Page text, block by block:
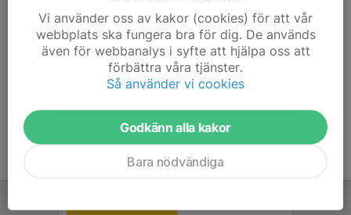
att kunna börja administrera hemsidan loggar du in högst upp till
höger.
Vi använder oss av kakor (cookies) för att vår
webbplats ska fungera bra för dig. De används
även för webbanalys i syfte att hjälpa oss att
förbättra våra tjänster.
Så använder vi cookies
Godkänn alla kakor
Bara nödvändiga